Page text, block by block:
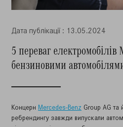
Дата публiкацiї : 13.05.2024
5 переваг
бензиновими
Концерн Mercedes-Benz Group AG та
ребрендингу завжди випускали